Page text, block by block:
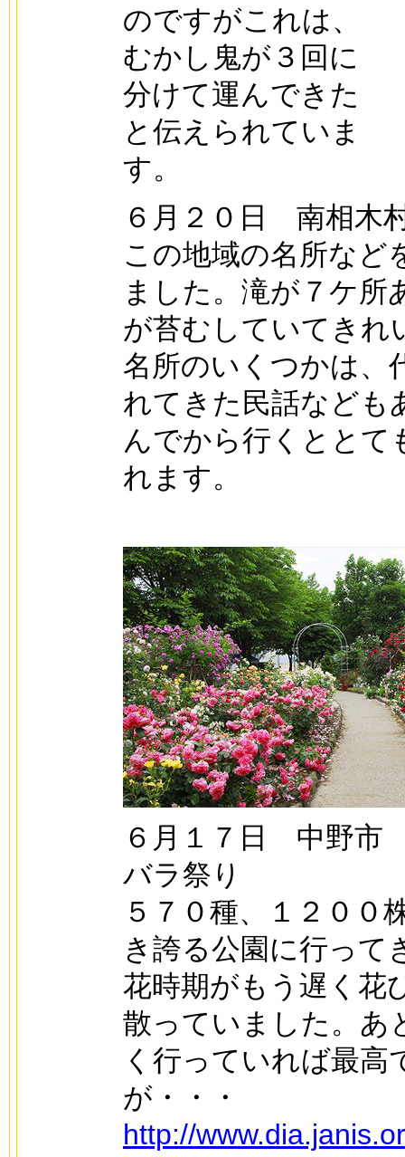
のですがこれは、
むかし鬼が３回に
分けて運んできた
と伝えられていま
す。
６月２０日 南相木
この地域の名所など
ました。滝が７ケ所
が苔むしていてきれ
名所のいくつかは、
れてきた民話なども
んでから行くととて
れます。
６月１７日 中野市
バラ祭り
５７０種、１２００
き誇る公園に行って
花時期がもう遅く花
散っていました。あ
く行っていれば最高
が・・・
http://